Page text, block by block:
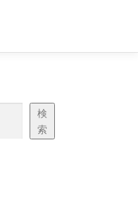
検
索